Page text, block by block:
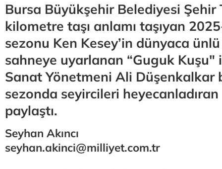
Bursa Büyükşehir Belediyesi
kilometre taşı anlamı taşıyan
sezonu Ken Kesey’in dünyaca
sahneye uyarlanan “Guguk Kuşu"
Sanat Yönetmeni Ali Düşenkalkar
sezonda seyircileri heyecanladıran
paylaştı.
Seyhan Akıncı
seyhan.akinci@milliyet.com.tr